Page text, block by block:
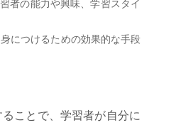
者の能力や興味、学習スタイ
につけるための効果的な手段
ことで、学習者が自分に